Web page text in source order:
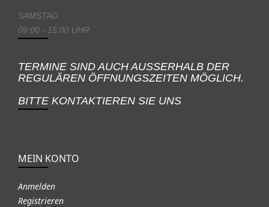
SAMSTAG
09:00 - 15:00 UHR
TERMINE SIND AUCH AUSSERHALB DER
REGULÄREN ÖFFNUNGSZEITEN MÖGLICH.
BITTE KONTAKTIEREN SIE UNS
MEIN KONTO
Anmelden
Registrieren